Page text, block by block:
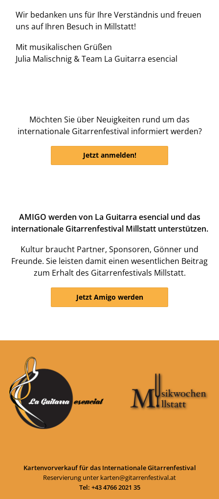
Wir bedanken uns für Ihre Verständnis und freuen
uns auf Ihren Besuch in Millstatt!
Mit musikalischen Grüßen
Julia Malischnig & Team La Guitarra esencial
Möchten Sie über Neuigkeiten rund um das
internationale Gitarrenfestival informiert werden?
Jetzt anmelden!
AMIGO werden von La Guitarra esencial und das
internationale Gitarrenfestival Millstatt unterstützen.
Kultur braucht Partner, Sponsoren, Gönner und
Freunde. Sie leisten damit einen wesentlichen Beitrag
zum Erhalt des Gitarrenfestivals Millstatt.
Jetzt Amigo werden
Kartenvorverkauf für das Internationale Gitarrenfestival
Reservierung unter karten@gitarrenfestival.at
Tel: +43 4766 2021 35